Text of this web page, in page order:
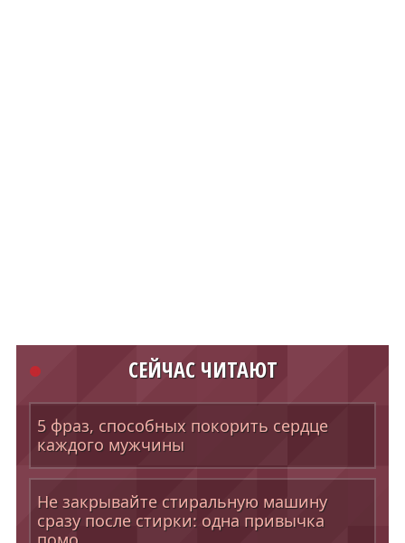
СЕЙЧАС ЧИТАЮТ
5 фраз, способных покорить сердце
каждого мужчины
Не закрывайте стиральную машину
сразу после стирки: одна привычка